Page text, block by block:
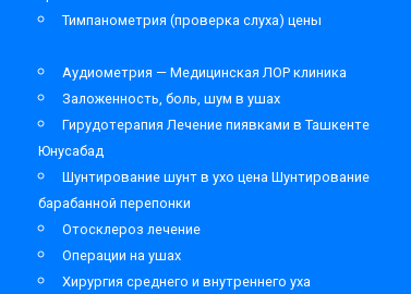
Тимпанометрия (проверка слуха) цены
Аудиометрия — Медицинская ЛОР клиника
Заложенность, боль, шум в ушах
Гирудотерапия Лечение пиявками в Ташкенте
Юнусабад
Шунтирование шунт в ухо цена Шунтирование
барабанной перепонки
Отосклероз лечение
Операции на ушах
Хирургия среднего и внутреннего уха